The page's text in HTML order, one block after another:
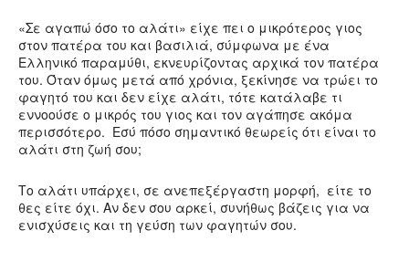
«Σε αγαπώ όσο το αλάτι» είχε πει ο μικρότερος γιος
στον πατέρα του και βασιλιά, σύμφωνα με ένα
Ελληνικό παραμύθι, εκνευρίζοντας αρχικά τον πατέρα
του. Όταν όμως μετά από χρόνια, ξεκίνησε να τρώει το
φαγητό του και δεν είχε αλάτι, τότε κατάλαβε τι
εννοούσε ο μικρός του γιος και τον αγάπησε ακόμα
περισσότερο. Εσύ πόσο σημαντικό θεωρείς ότι είναι το
αλάτι στη ζωή σου;
Το αλάτι υπάρχει, σε ανεπεξέργαστη μορφή, είτε το
θες είτε όχι. Αν δεν σου αρκεί, συνήθως βάζεις για να
ενισχύσεις και τη γεύση των φαγητών σου.